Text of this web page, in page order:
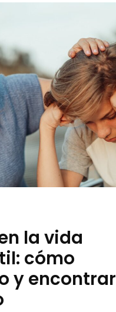
la vida
cómo
y encontrar